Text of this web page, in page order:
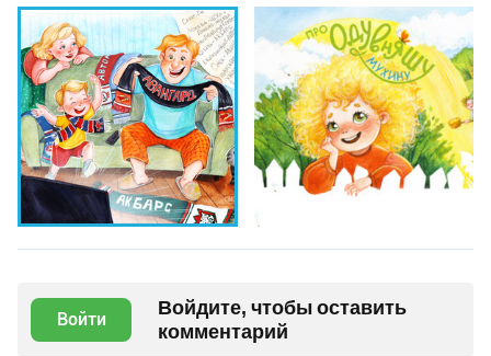
Войти
Войдите, чтобы оставить
комментарий